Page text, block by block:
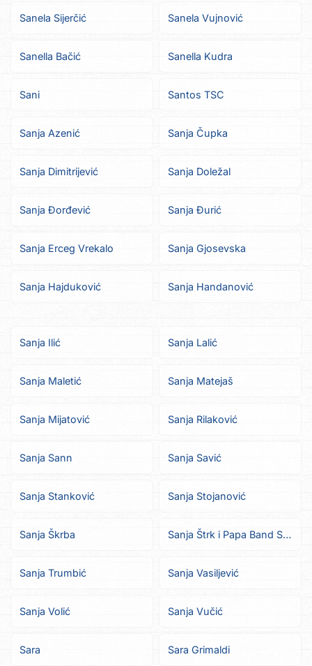
Sanela Sijerčić Sanela Vujnović
Sanella Bačić Sanella Kudra
Sani Santos TSC
Sanja Azenić Sanja Čupka
Sanja Dimitrijević Sanja Doležal
Sanja Đorđević Sanja Đurić
Sanja Erceg Vrekalo Sanja Gjosevska
Sanja Hajduković Sanja Handanović
Sanja Ilić Sanja Lalić
Sanja Maletić Sanja Matejaš
Sanja Mijatović Sanja Rilaković
Sanja Sann Sanja Savić
Sanja Stanković Sanja Stojanović
Sanja Škrba Sanja Štrk i Papa Band Solin
Sanja Trumbić Sanja Vasiljević
Sanja Volić Sanja Vučić
Sara Sara Grimaldi